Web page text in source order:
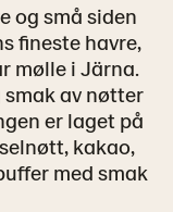
og små siden
fineste havre,
mølle i Järna.
av nøtter
er laget på
kakao,
med smak